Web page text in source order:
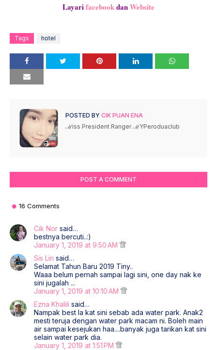
LayarifacebookdanWebsite
Tags hotel
POSTED BY CIK PUAN ENA
ℳiss President Ranger ℳYPeroduaclub
POST A COMMENT
16 Comments
Cik Nor said…
bestnya bercuti..:)
January 1, 2019 at 9:50 AM
Sis Lin said…
Selamat Tahun Baru 2019 Tiny..
Waaa belum pernah sampai lagi sini, one day nak ke
sini jugalah ...
January 1, 2019 at 10:10 AM
Ezna Khalili said…
Nampak best la kat sini sebab ada water park. Anak2
mesti teruja dengan water park macam ni. Boleh main
air sampai kesejukan haa....banyak juga tarikan kat sini
selain water park dia.
January 1, 2019 at 1:51 PM